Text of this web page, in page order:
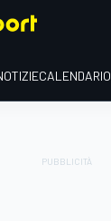
CALENDARIO